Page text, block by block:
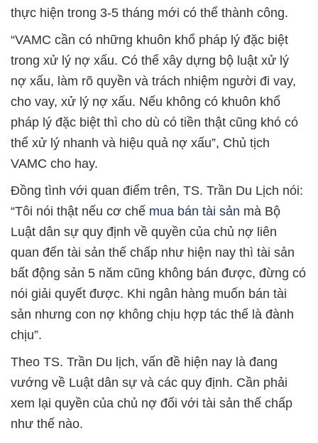
thực hiện trong 3-5 tháng mới có thể thành công.
“VAMC cần có những khuôn khổ pháp lý đặc biệt
trong xử lý nợ xấu. Có thể xây dựng bộ luật xử lý
nợ xấu, làm rõ quyền và trách nhiệm người đi vay,
cho vay, xử lý nợ xấu. Nếu không có khuôn khổ
pháp lý đặc biệt thì cho dù có tiền thật cũng khó có
thể xử lý nhanh và hiệu quả nợ xấu”, Chủ tịch
VAMC cho hay.
Đồng tình với quan điểm trên, TS. Trần Du Lịch nói:
“Tôi nói thật nếu cơ chế mua bán tài sản mà Bộ
Luật dân sự quy định về quyền của chủ nợ liên
quan đến tài sản thế chấp như hiện nay thì tài sản
bất động sản 5 năm cũng không bán được, đừng có
nói giải quyết được. Khi ngân hàng muốn bán tài
sản nhưng con nợ không chịu hợp tác thế là đành
chịu”.
Theo TS. Trần Du lịch, vấn đề hiện nay là đang
vướng về Luật dân sự và các quy định. Cần phải
xem lại quyền của chủ nợ đối với tài sản thế chấp
như thế nào.